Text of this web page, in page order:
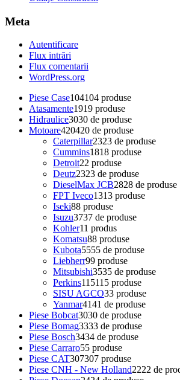
Meta
Autentificare
Flux intrări
Flux comentarii
WordPress.org
Piese Case104104 produse
Atasamente1919 produse
Hidraulice3030 de produse
Motoare420420 de produse
Caterpillar2323 de produse
Cummins1818 produse
Detroit22 produse
Deutz2323 de produse
DieselMax JCB2828 de produse
FPT Iveco1313 produse
Iseki88 produse
Isuzu3737 de produse
Kohler11 produs
Komatsu88 produse
Kubota5555 de produse
Liebherr99 produse
Mitsubishi3535 de produse
Perkins115115 produse
SISU AGCO33 produse
Yanmar4141 de produse
Piese Bobcat3030 de produse
Piese Bomag3333 de produse
Piese Bosch3434 de produse
Piese Carraro55 produse
Piese CAT307307 produse
Piese CNH - New Holland2222 de